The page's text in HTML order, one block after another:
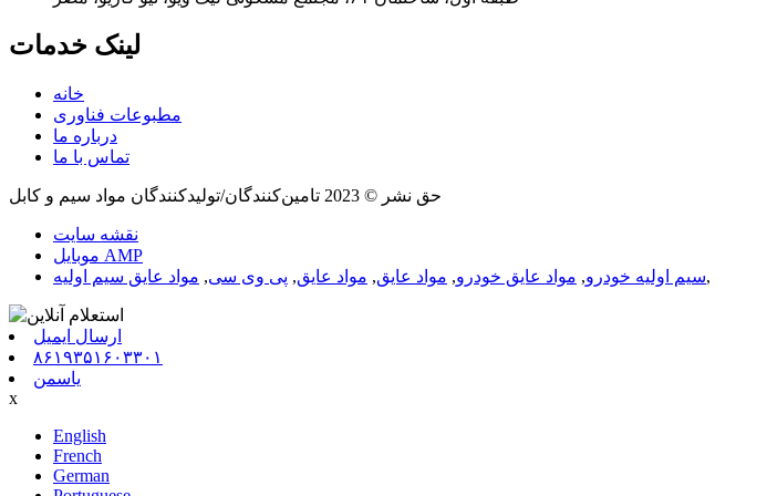
لینک خدمات
خانه
مطبوعات فناوری
درباره ما
تماس با ما
حق نشر © 2023 تامین‌کنندگان/تولیدکنندگان مواد سیم و کابل
نقشه سایت
موبایل AMP
سیم اولیه خودرو, مواد عایق خودرو, مواد عایق, مواد عایق, پی وی سی, مواد عایق سیم اولیه ,
ارسال ایمیل
۸۶۱۹۳۵۱۶۰۳۳۰۱
یاسمن
x
English
French
German